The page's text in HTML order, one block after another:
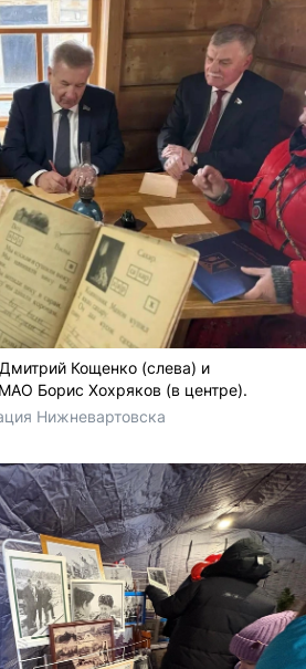
Кощенко (слева) и
Борис Хохряков (в центре).
Нижневартовска